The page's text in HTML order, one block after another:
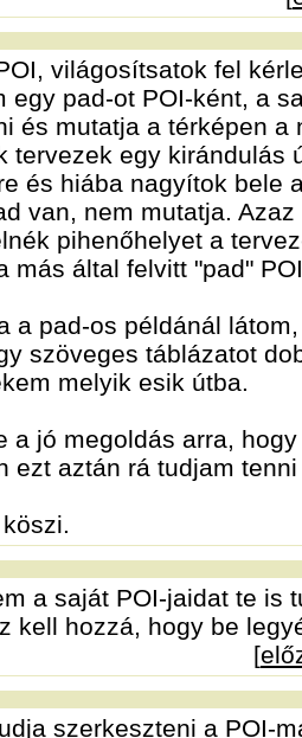
világosítsatok fel
egy pad-ot POI-ként, a
és mutatja a térképen
tervezek egy kirándulás
és hiába nagyítok bele
van, nem mutatja.
pihenőhelyet a
más által felvitt "pad"
a pad-os példánál
szöveges táblázatot
melyik esik útba.
a jó megoldás arra,
ezt aztán rá tudjam
a saját POI-jaidat te is
kell hozzá, hogy be
[
szerkeszteni a POI-